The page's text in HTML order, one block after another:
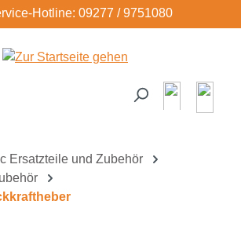
Hotline: 09277 / 9751080
Ersatzteile und Zubehör